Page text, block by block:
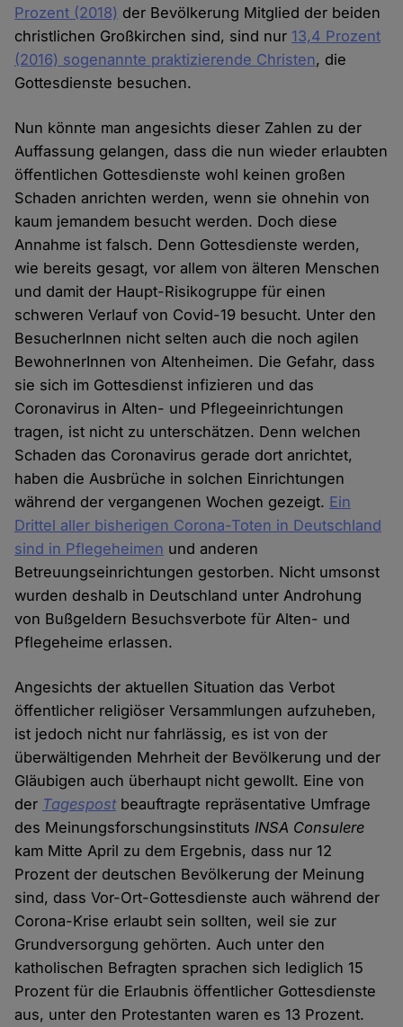
Prozent (2018) der Bevölkerung Mitglied der beiden
christlichen Großkirchen sind, sind nur 13,4 Prozent
(2016) sogenannte praktizierende Christen, die
Gottesdienste besuchen.
Nun könnte man angesichts dieser Zahlen zu der
Auffassung gelangen, dass die nun wieder erlaubten
öffentlichen Gottesdienste wohl keinen großen
Schaden anrichten werden, wenn sie ohnehin von
kaum jemandem besucht werden. Doch diese
Annahme ist falsch. Denn Gottesdienste werden,
wie bereits gesagt, vor allem von älteren Menschen
und damit der Haupt-Risikogruppe für einen
schweren Verlauf von Covid-19 besucht. Unter den
BesucherInnen nicht selten auch die noch agilen
BewohnerInnen von Altenheimen. Die Gefahr, dass
sie sich im Gottesdienst infizieren und das
Coronavirus in Alten- und Pflegeeinrichtungen
tragen, ist nicht zu unterschätzen. Denn welchen
Schaden das Coronavirus gerade dort anrichtet,
haben die Ausbrüche in solchen Einrichtungen
während der vergangenen Wochen gezeigt. Ein
Drittel aller bisherigen Corona-Toten in Deutschland
sind in Pflegeheimen und anderen
Betreuungseinrichtungen gestorben. Nicht umsonst
wurden deshalb in Deutschland unter Androhung
von Bußgeldern Besuchsverbote für Alten- und
Pflegeheime erlassen.
Angesichts der aktuellen Situation das Verbot
öffentlicher religiöser Versammlungen aufzuheben,
ist jedoch nicht nur fahrlässig, es ist von der
überwältigenden Mehrheit der Bevölkerung und der
Gläubigen auch überhaupt nicht gewollt. Eine von
der Tagespost beauftragte repräsentative Umfrage
des MeinungsforschungsinstitutsINSA Consulere
kam Mitte April zu dem Ergebnis, dass nur 12
Prozent der deutschen Bevölkerung der Meinung
sind, dass Vor-Ort-Gottesdienste auch während der
Corona-Krise erlaubt sein sollten, weil sie zur
Grundversorgung gehörten. Auch unter den
katholischen Befragten sprachen sich lediglich 15
Prozent für die Erlaubnis öffentlicher Gottesdienste
aus, unter den Protestanten waren es 13 Prozent.